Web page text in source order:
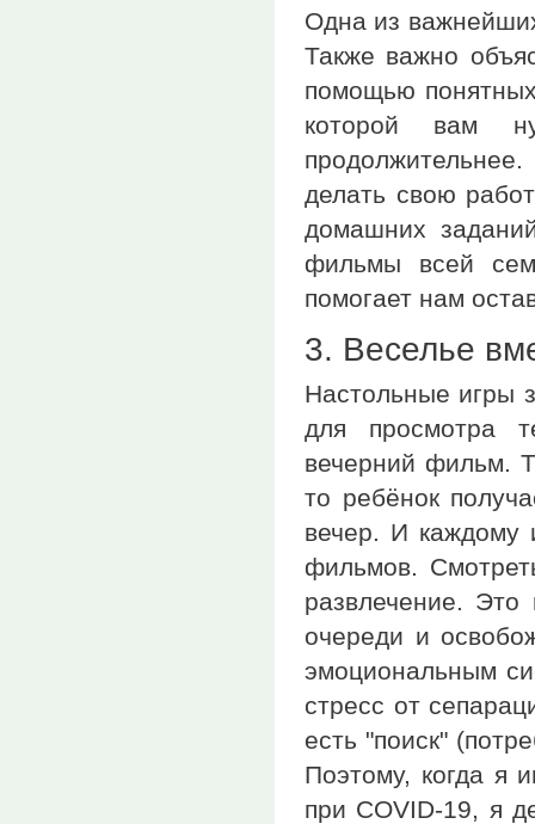
Одна из
Также важно
помощью
которой вам
делать свою
домашних
фильмы всей
помогает нам
3. Веселье
Настольные игры
для просмотра
вечерний фильм.
то ребёнок
вечер. И каждому
фильмов.
развлечение. Это
очереди и
эмоциональным
стресс от
есть "поиск"
Поэтому, когда я
при COVID-19, я